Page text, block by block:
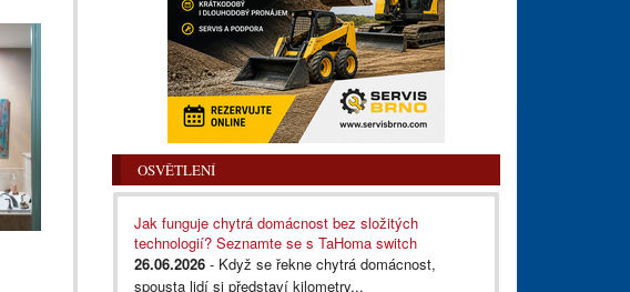
OSVĚTLENÍ
Jak funguje chytrá domácnost bez složitých
technologií? Seznamte se s TaHoma switch
26.06.2026 - Když se řekne chytrá domácnost,
spousta lidí si představí kilometry...